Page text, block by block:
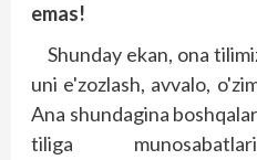
emas!
Shunday ekan, ona
uni e'zozlash, avvalo,
Ana shundagina
tiliga